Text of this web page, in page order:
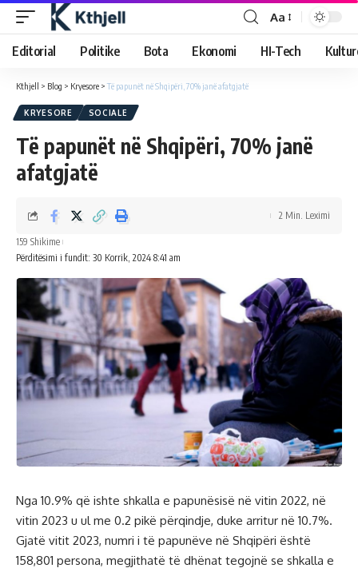
Aa
Editorial Politike Bota Ekonomi HI-Tech
Kthjell > Blog > Kryesore > Të papunët në Shqipëri, 70% janë afatgjatë
KRYESORE SOCIALE
Të papunët në Shqipëri, 70% janë
afatgjatë
Përditësimi i fundit: 30 Korrik, 2024 8:41 am
159 Shikime
2 Min. Leximi
Nga 10.9% që ishte shkalla e papunësisë në vitin 2022, në
vitin 2023 u ul me 0.2 pikë përqindje, duke arritur në 10.7%.
Gjatë vitit 2023, numri i të papunëve në Shqipëri është
158,801 persona, megjithatë të dhënat tegojnë se shkalla e